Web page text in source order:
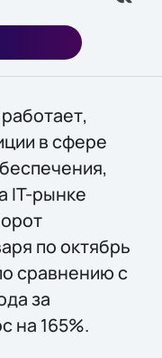
в сфере
IT-рынке
по октябрь
сравнению с
за
на 165%.